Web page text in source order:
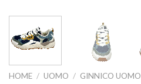
HOME / UOMO / GINNICO UOMO